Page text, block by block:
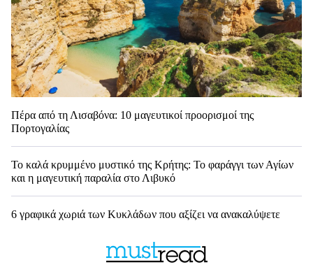
Πέρα από τη Λισαβόνα: 10 μαγευτικοί προορισμοί της
Πορτογαλίας
Το καλά κρυμμένο μυστικό της Κρήτης: Το φαράγγι των Αγίων
και η μαγευτική παραλία στο Λιβυκό
6 γραφικά χωριά των Κυκλάδων που αξίζει να ανακαλύψετε